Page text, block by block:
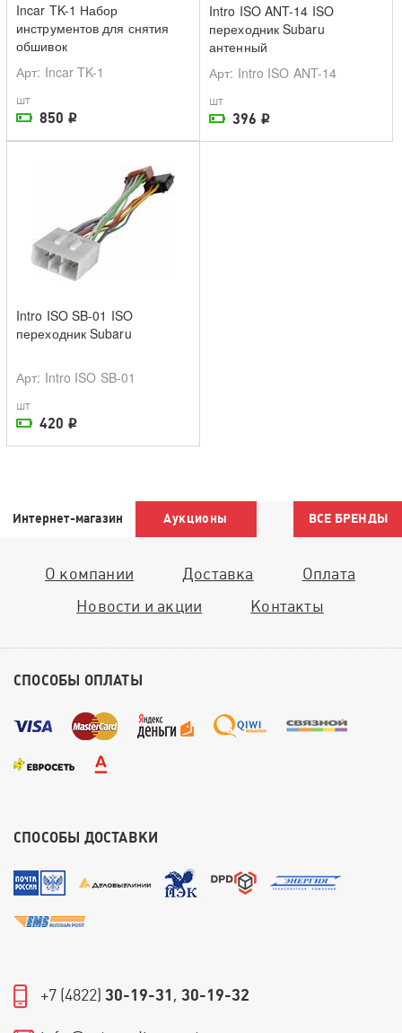
На складе поставщика
Incar TK-1 Набор
инструментов для снятия
обшивок
Арт: Incar TK-1
шт
850 i На складе поставщика
Intro ISO ANT-14 ISO
переходник Subaru
антенный
Арт: Intro ISO ANT-14
шт
396 i
На складе поставщика
Intro ISO SB-01 ISO
переходник Subaru
Арт: Intro ISO SB-01
шт
420 i
Интернет-магазин Аукционы ВСЕ БРЕНДЫ
О компании Доставка
Оплата
Новости и акции
Контакты
СПОСОБЫ ОПЛАТЫ
СПОСОБЫ ДОСТАВКИ
+7 (4822) 30-19-31, 30-19-32